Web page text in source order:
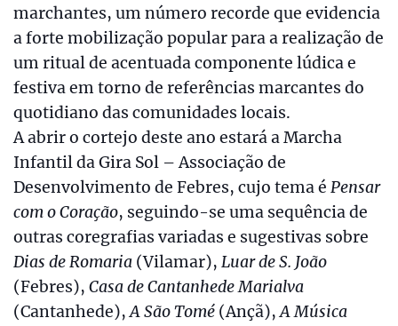
marchantes, um número recorde que evidencia
a forte mobilização popular para a realização de
um ritual de acentuada componente lúdica e
festiva em torno de referências marcantes do
quotidiano das comunidades locais.
A abrir o cortejo deste ano estará a Marcha
Infantil da Gira Sol – Associação de
Desenvolvimento de Febres, cujo tema é Pensar
com o Coração, seguindo-se uma sequência de
outras coregrafias variadas e sugestivas sobre
Dias de Romaria (Vilamar), Luar de S. João
(Febres), Casa de Cantanhede Marialva
(Cantanhede),A São Tomé (Ançã),A Música